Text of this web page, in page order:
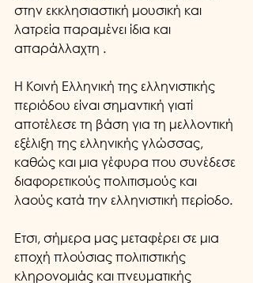
στην εκκλησιαστική μουσική και
λατρεία παραμένει ίδια και
απαράλλαχτη .
Η Κοινή Ελληνική της ελληνιστικής
περιόδου είναι σημαντική γιατί
αποτέλεσε τη βάση για τη μελλοντική
εξέλιξη της ελληνικής γλώσσας,
καθώς και μια γέφυρα που συνέδεσε
διαφορετικούς πολιτισμούς και
λαούς κατά την ελληνιστική περίοδο.
Ετσι, σήμερα μας μεταφέρει σε μια
εποχή πλούσιας πολιτιστικής
κληρονομιάς και πνευματικής